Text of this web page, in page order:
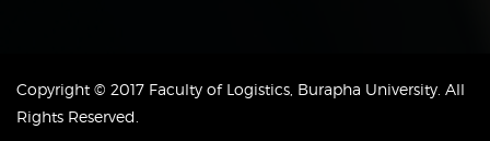
Copyright © 2017 Faculty of Logistics, Burapha University. All
Rights Reserved.